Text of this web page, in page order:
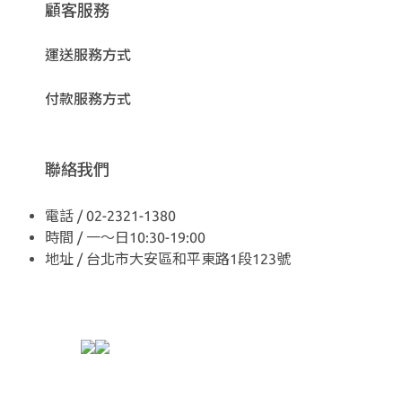
顧客服務
運送服務方式
付款服務方式
聯絡我們
電話 / 02-2321-1380
時間 / 一～日10:30-19:00
地址 / 台北市大安區和平東路1段123號